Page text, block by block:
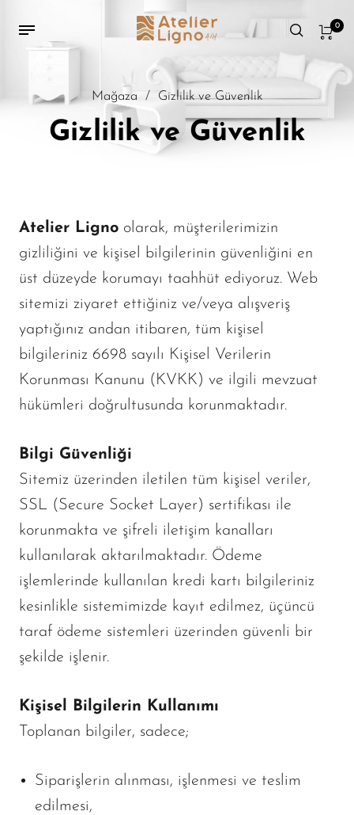
0
Mağaza / Gizlilik ve Güvenlik
Gizlilik ve Güvenlik
Atelier Ligno olarak, müşterilerimizin
gizliliğini ve kişisel bilgilerinin güvenliğini en
üst düzeyde korumayı taahhüt ediyoruz. Web
sitemizi ziyaret ettiğiniz ve/veya alışveriş
yaptığınız andan itibaren, tüm kişisel
bilgileriniz 6698 sayılı Kişisel Verilerin
Korunması Kanunu (KVKK) ve ilgili mevzuat
hükümleri doğrultusunda korunmaktadır.
Bilgi Güvenliği
Sitemiz üzerinden iletilen tüm kişisel veriler,
SSL (Secure Socket Layer) sertifikası ile
korunmakta ve şifreli iletişim kanalları
kullanılarak aktarılmaktadır. Ödeme
işlemlerinde kullanılan kredi kartı bilgileriniz
kesinlikle sistemimizde kayıt edilmez, üçüncü
taraf ödeme sistemleri üzerinden güvenli bir
şekilde işlenir.
Kişisel Bilgilerin Kullanımı
Toplanan bilgiler, sadece;
Siparişlerin alınması, işlenmesi ve teslim
edilmesi,